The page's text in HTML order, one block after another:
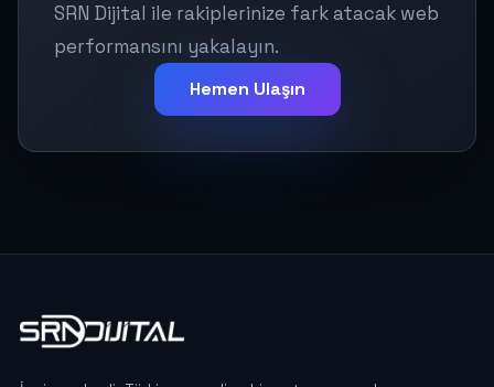
SRN Dijital ile rakiplerinize fark atacak web
performansını yakalayın.
Hemen Ulaşın